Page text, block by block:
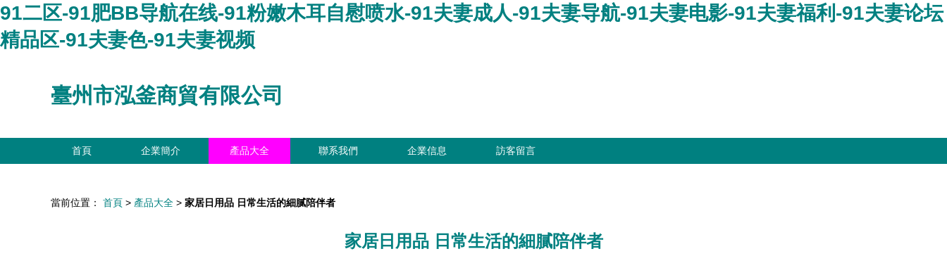
91二区-91肥BB导航在线-91粉嫩木耳自慰喷水-91夫妻成人-91夫妻导航-91夫妻电影-91夫妻福利-91夫妻论坛
精品区-91夫妻色-91夫妻视频
臺州市泓釜商貿有限公司
首頁 企業簡介 產品大全 聯系我們 企業信息 訪客留言
當前位置： 首頁 > 產品大全 > 家居日用品 日常生活的細膩陪伴者
家居日用品 日常生活的細膩陪伴者